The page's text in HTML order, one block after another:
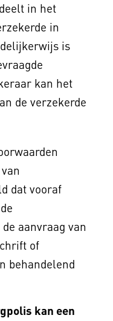
in het
in
is
kan het
de verzekerde
dat vooraf
aanvraag van
of
behandelend
kan een